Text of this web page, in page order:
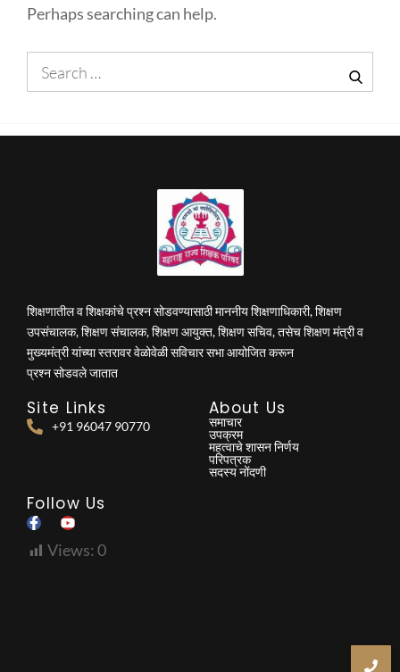
Perhaps searching can help.
शिक्षणातील व शिक्षकांचे प्रश्न सोडवण्यासाठी माननीय शिक्षणाधिकारी, शिक्षण
उपसंचालक, शिक्षण संचालक, शिक्षण आयुक्त, शिक्षण सचिव, तसेच शिक्षण मंत्री व
मुख्यमंत्री यांच्या स्तरावर वेळोवेळी सविचार सभा आयोजित करून
प्रश्न सोडवले जातात
Site Links
+91 96047 90770
About Us
समाचार
उपक्रम
महत्वाचे शासन निर्णय
परिपत्रक
सदस्य नोंदणी
Follow Us
Views: 0